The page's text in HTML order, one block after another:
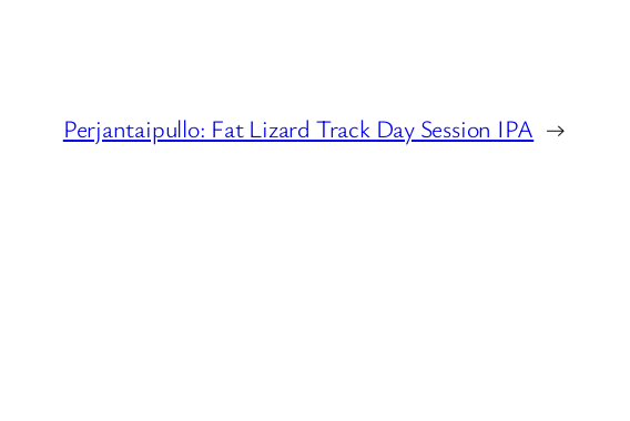
Perjantaipullo: Fat Lizard Track Day Session IPA →